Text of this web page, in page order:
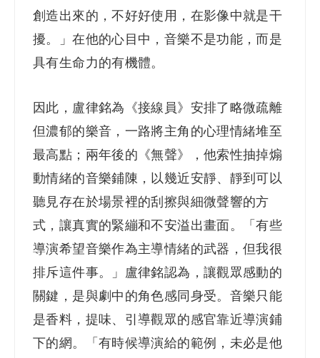
創造出來的，不好好使用，在影像中就是干
擾。」在他的心目中，音樂不是功能，而是
具有生命力的有機體。
因此，盧律銘為《接線員》安排了略微疏離
但濃郁的樂音，一路將主角的心理情緒堆至
最高點；兩年後的《無聲》，他索性抽掉煽
動情緒的音樂鋪陳，以幾近安靜、靜到可以
聽見存在於場景裡的刮擦與細微聲響的方
式，讓真實的緊繃和不安溢出畫面。「有些
導演希望音樂作為主導情緒的武器，但我很
排斥這件事。」盧律銘認為，讓觀眾感動的
關鍵，是與劇中的角色感同身受。音樂只能
是香料，提味、引導觀眾的感官靠近導演鋪
下的網。「有時候導演給的範例，未必是他